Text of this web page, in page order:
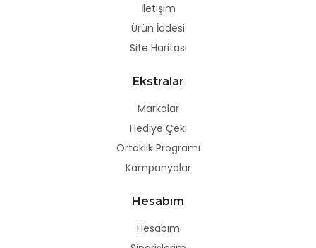
İletişim
Ürün İadesi
Site Haritası
Ekstralar
Markalar
Hediye Çeki
Ortaklık Programı
Kampanyalar
Hesabım
Hesabım